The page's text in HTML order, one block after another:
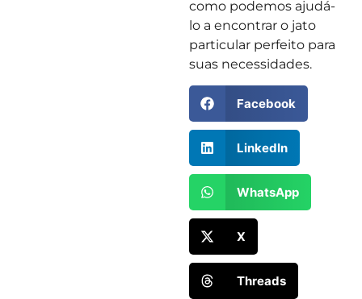
como podemos ajudá-
lo a encontrar o jato
particular perfeito para
suas necessidades.
Facebook
LinkedIn
WhatsApp
X
Threads